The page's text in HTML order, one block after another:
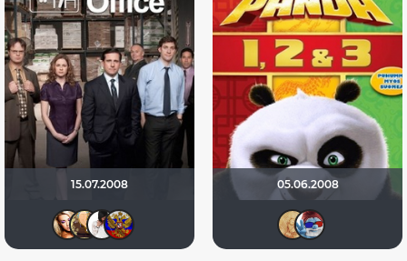
15.07.2008 05.06.2008